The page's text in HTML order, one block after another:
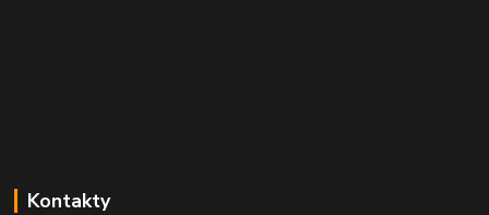
Kontakty